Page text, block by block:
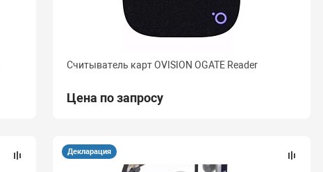
Считыватель карт OVISION OGATE Reader
Цена по запросу
Декларация